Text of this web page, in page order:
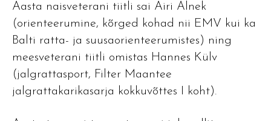
Aasta naisveterani tiitli sai Airi Alnek
(orienteerumine, kõrged kohad nii EMV kui ka
Balti ratta- ja suusaorienteerumistes) ning
meesveterani tiitli omistas Hannes Külv
(jalgrattasport, Filter Maantee
jalgrattakarikasarja kokkuvõttes I koht).